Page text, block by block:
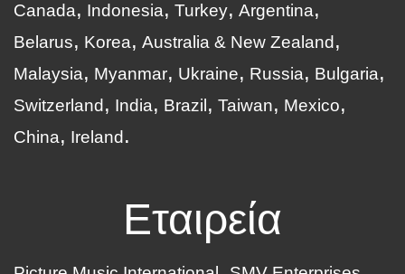
Canada
Indonesia Turkey Argentina
Belarus
Korea Australia & New Zealand
Malaysia
Myanmar Ukraine Russia
Bulgaria
Switzerland
India Brazil Taiwan
Mexico
China
Ireland
Εταιρεία